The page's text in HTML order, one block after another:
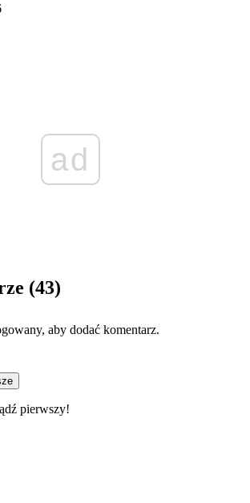
ad
(43)
aby dodać komentarz.
pierwszy!